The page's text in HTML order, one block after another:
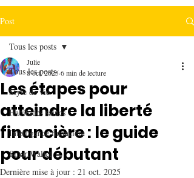
Post
Tous les posts
Style de vie
Habitudes saines
Intelligence financière
SmartWallet
Tous les posts
Les étapes pour
atteindre la liberté
financière : le guide
pour débutant
Julie
8 oct. 20256 min de lecture
Dernière mise à jour : 21 oct. 2025